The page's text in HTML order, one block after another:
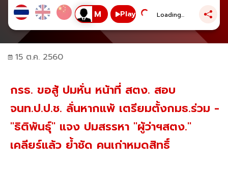
Play Loading...
15 ต.ค. 2560
กรธ. ขอสู้ ปมหั่น หน้าที่ สตง. สอบ
จนท.ป.ป.ช. ลั่นหากแพ้ เตรียมตั้งกมธ.ร่วม -
"ธิติพันธุ์" แจง ปมสรรหา "ผู้ว่าฯสตง."
เคลียร์แล้ว ย้ำชัด คนเก่าหมดสิทธิ์